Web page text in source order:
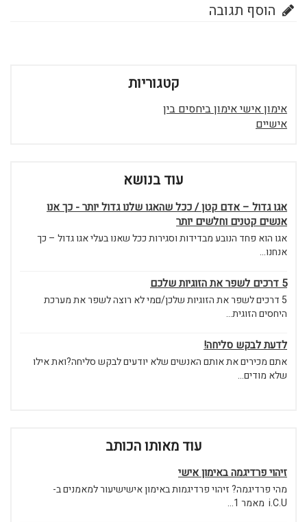
הוסף תגובה
קטגוריות
אימון אישי אימון ביחסים בין
אישיים
עוד בנושא
אגו גדול – אדם קטן / ככל שהאגו שלנו גדול יותר - כך אנו
אנשים קטנים וחלשים יותר
אגו הוא פחד הנובע מבדידות וסגירות ככל שאנו בעלי אגו גדול – כך
אנחנו...
5 דרכים לשפר את הזוגיות שלכם
5 דרכים לשפר את הזוגיות שלכן/םמי לא רוצה לשפר את מערכת
היחסים הזוגית...
לדעת לבקש סליחה!
אתם מכירים את אותם האנשים שלא יודעים לבקש סליחה?ואת אילו
שלא מודים...
עוד מאותו הכותב
זיהוי פרדיגמה באימון אישי
מהי פרדיגמה? זיהוי פרדיגמות באימון אישישיעור למאמנים ב-
i.C.U מאמר 1...